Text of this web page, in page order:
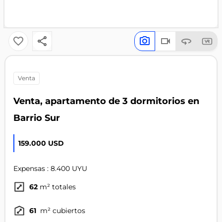
venta
Venta, apartamento de 3 dormitorios en
Barrio Sur
159.000 USD
Expensas : 8.400 UYU
62 m² totales
61 m² cubiertos